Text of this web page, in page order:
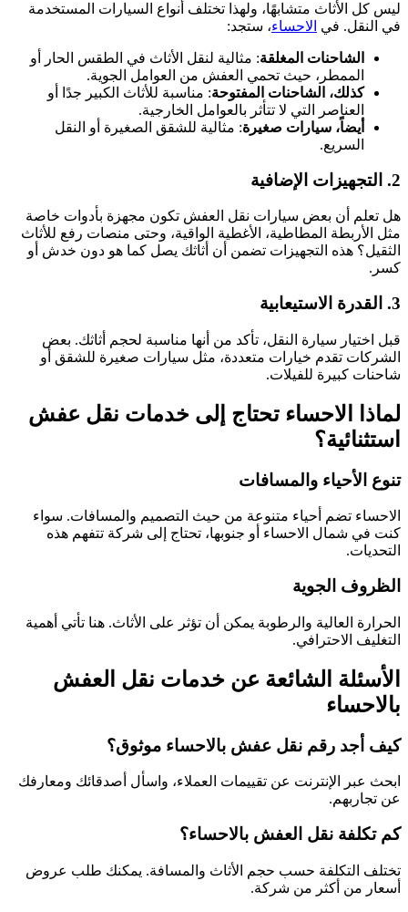
ليس كل الأثاث متشابهًا، ولهذا تختلف أنواع السيارات المستخدمة
في النقل. في الاحساء، ستجد:
الشاحنات المغلقة: مثالية لنقل الأثاث في الطقس الحار أو
الممطر، حيث تحمي العفش من العوامل الجوية.
كذلك، الشاحنات المفتوحة: مناسبة للأثاث الكبير جدًا أو
العناصر التي لا تتأثر بالعوامل الخارجية.
أيضاً، سيارات صغيرة: مثالية للشقق الصغيرة أو النقل
السريع.
2. التجهيزات الإضافية
هل تعلم أن بعض سيارات نقل العفش تكون مجهزة بأدوات خاصة
مثل الأربطة المطاطية، الأغطية الواقية، وحتى منصات رفع للأثاث
الثقيل؟ هذه التجهيزات تضمن أن أثاثك يصل كما هو دون خدش أو
كسر.
3. القدرة الاستيعابية
قبل اختيار سيارة النقل، تأكد من أنها مناسبة لحجم أثاثك. بعض
الشركات تقدم خيارات متعددة، مثل سيارات صغيرة للشقق أو
شاحنات كبيرة للفيلات.
لماذا الاحساء تحتاج إلى خدمات نقل عفش
استثنائية؟
تنوع الأحياء والمسافات
الاحساء تضم أحياء متنوعة من حيث التصميم والمسافات. سواء
كنت في شمال الاحساء أو جنوبها، تحتاج إلى شركة تتفهم هذه
التحديات.
الظروف الجوية
الحرارة العالية والرطوبة يمكن أن تؤثر على الأثاث. هنا تأتي أهمية
التغليف الاحترافي.
الأسئلة الشائعة عن خدمات نقل العفش
بالاحساء
كيف أجد رقم نقل عفش بالاحساء موثوق؟
ابحث عبر الإنترنت عن تقييمات العملاء، واسأل أصدقائك ومعارفك
عن تجاربهم.
كم تكلفة نقل العفش بالاحساء؟
تختلف التكلفة حسب حجم الأثاث والمسافة. يمكنك طلب عروض
أسعار من أكثر من شركة.